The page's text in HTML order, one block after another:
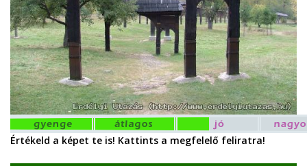
Értékeld a képet te is! Kattints a megfelelő feliratra!